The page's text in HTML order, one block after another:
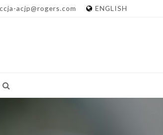
ccja-acjp@rogers.com ENGLISH